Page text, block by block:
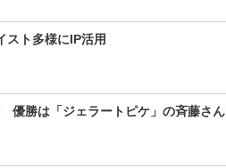
ト多様にIP活用
優勝は「ジェラートピケ」の斉藤さん